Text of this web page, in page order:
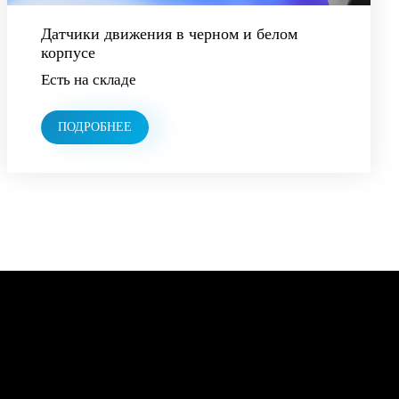
Датчики движения в черном и белом
корпусе
Есть на складе
ПОДРОБНЕЕ